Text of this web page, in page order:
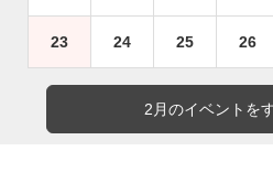
23 24 25 26
2月のイベントを